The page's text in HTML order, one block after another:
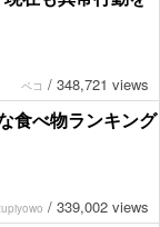
ペコ / 348,721 views
食べ物ランキング
/ 339,002 views